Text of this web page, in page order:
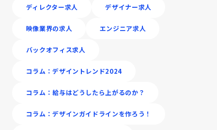
ディレクター求人 デザイナー求人
映像業界の求人 エンジニア求人
バックオフィス求人
コラム：デザイントレンド2024
コラム：給与はどうしたら上がるのか？
コラム：デザインガイドラインを作ろう！